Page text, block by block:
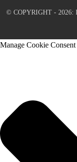
© COPYRIGHT -
Manage Cookie Consent